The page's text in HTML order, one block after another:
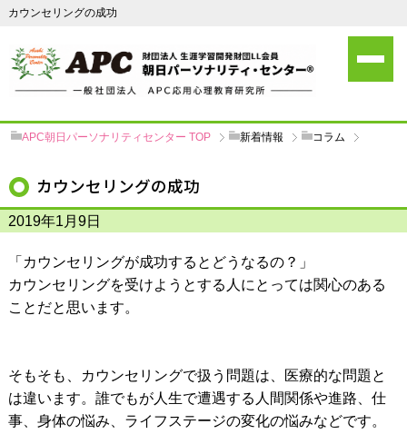
カウンセリングの成功
APC朝日パーソナリティセンター TOP 新着情報 コラム
カウンセリングの成功
2019年1月9日
「カウンセリングが成功するとどうなるの？」
カウンセリングを受けようとする人にとっては関心のある
ことだと思います。
そもそも、カウンセリングで扱う問題は、医療的な問題と
は違います。誰でもが人生で遭遇する人間関係や進路、仕
事、身体の悩み、ライフステージの変化の悩みなどです。